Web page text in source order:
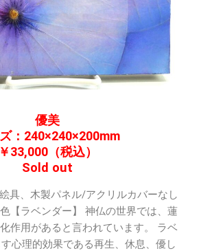
優美
：240×240×200mm
￥33,000（税込）
Sold out
具、木製パネル/アクリルカバーなし
【ラベンダー】 神仏の世界では、蓮
作用があると言われています。 ラベ
心理的効果である再生、休息、優し